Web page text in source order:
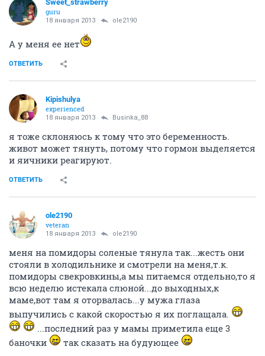
Привет!!!
вторая слабая полоска - это точно беременность!
guru
18 января 2013
А у меня ее нет
ОТВЕТИТЬ
experienced
я тоже склоняюсь к тому что это беременность.
живот может тянуть, потому что гормон выделяется
и яичники реагируют.
ОТВЕТИТЬ
ole2190
veteran
меня на помидоры соленые тянула так...жесть они